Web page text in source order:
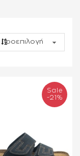
Sale
-21%